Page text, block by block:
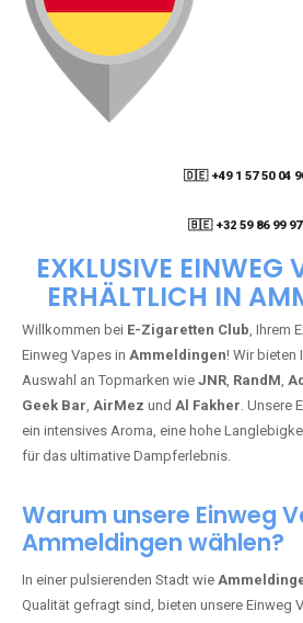
🇩🇪 +49 1 57 50 04
🇧🇪 +32 59 86 99 97
EXKLUSIVE EINWEG
ERHÄLTLICH IN
Willkommen bei E-Zigaretten Club, Ihrem
Einweg Vapes in Ammeldingen! Wir bieten
Auswahl an Topmarken wie JNR, RandM,
Geek Bar, AirMez und Al Fakher. Unsere
ein intensives Aroma, eine hohe
für das ultimative Dampferlebnis.
Warum unsere Einweg
Ammeldingen wählen?
In einer pulsierenden Stadt wie
Qualität gefragt sind, bieten unsere Einweg